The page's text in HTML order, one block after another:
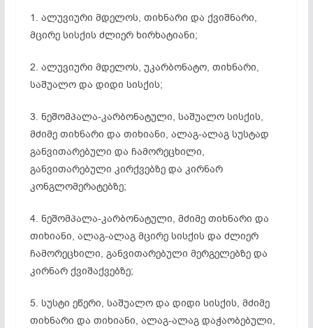
1. ალუვიური მდელოს, თიხნარი და ქვიშნარი,
მცირე სისქის ძლიერ ხირხატიანი;
2. ალუვიური მდელოს, უკარბონატო, თიხნარი,
საშუალო და დიდი სისქის;
3. ნეშომპალა-კარბონატული, საშუალო სისქის,
მძიმე თიხნარი და თიხიანი, ალაგ-ალაგ სუსტად
განვითარებული და ჩამორეცხილი,
განვითარებული კირქვებზე და კირნარ
კონგლომერატებზე;
4. ნეშომპალა-კარბონატული, მძიმე თიხნარი და
თიხიანი, ალაგ-ალაგ მცირე სისქის და ძლიერ
ჩამორეცხილი, განვითარებული მერგელებზე და
კირნარ ქვიშაქვებზე;
5. სუსტი ეწერი, საშუალო და დიდი სისქის, მძიმე
თიხნარი და თიხიანი, ალაგ-ალაგ და­ჭა­­ობებული,